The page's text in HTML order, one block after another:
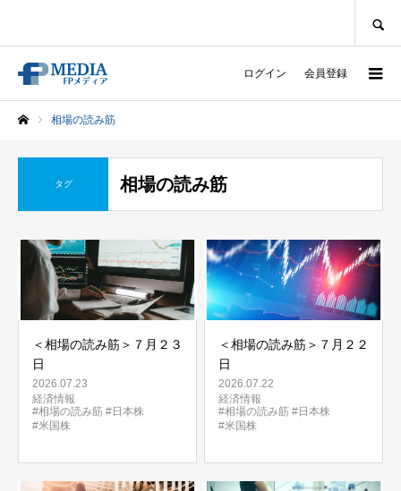
ログイン 会員登録
相場の読み筋
タグ 相場の読み筋
＜相場の読み筋＞７月２３
日
2026.07.23
経済情報
#相場の読み筋 #日本株
#米国株
＜相場の読み筋＞７月２２
日
2026.07.22
経済情報
#相場の読み筋 #日本株
#米国株